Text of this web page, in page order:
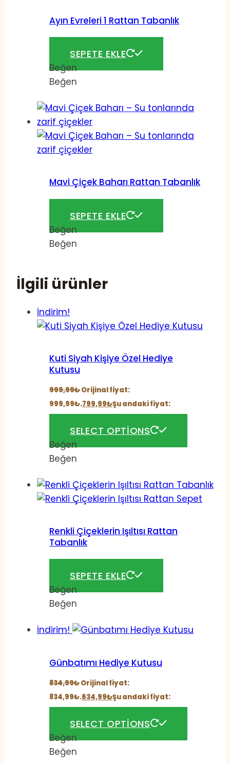
Ayın Evreleri 1 Rattan Tabanlık
SEPETE EKLE
Beğen
Beğen
Mavi Çiçek Baharı Rattan Tabanlık
SEPETE EKLE
Beğen
Beğen
İlgili ürünler
İndirim!
Kuti Siyah Kişiye Özel Hediye
Kutusu
999,99₺Orijinal fiyat:
999,99₺.799,99₺Şu andaki fiyat:
SELECT OPTIONS
Beğen
Beğen
Renkli Çiçeklerin Işıltısı Rattan
Tabanlık
SEPETE EKLE
Beğen
Beğen
İndirim!
Günbatımı Hediye Kutusu
834,99₺Orijinal fiyat:
834,99₺.634,99₺Şu andaki fiyat:
SELECT OPTIONS
Beğen
Beğen